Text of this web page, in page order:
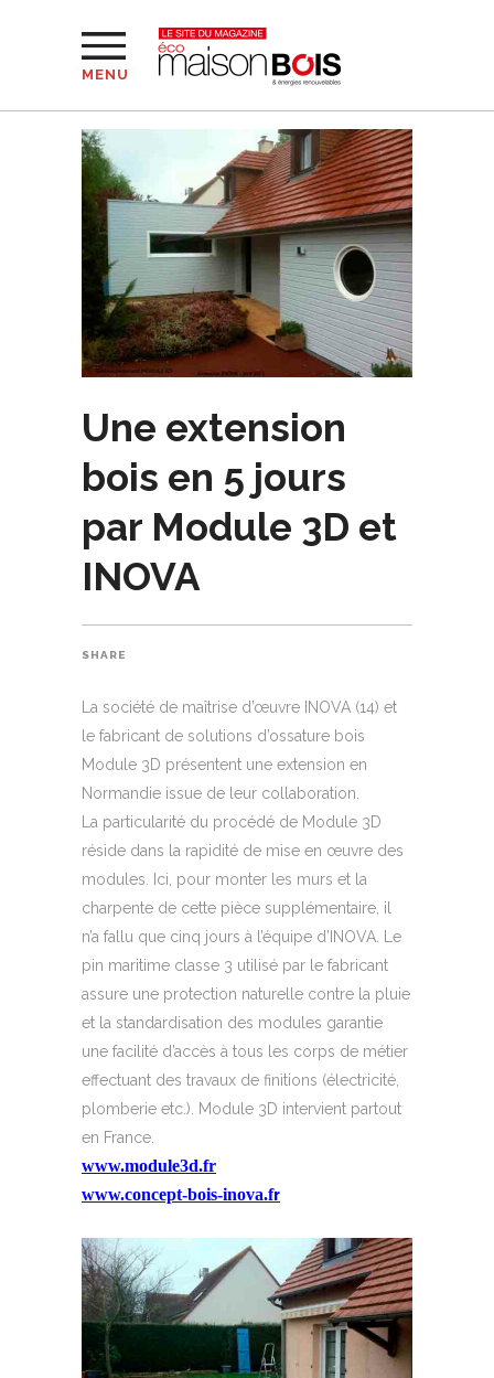
MENU
Une extension
bois en 5 jours
par Module 3D et
INOVA
SHARE
La société de maîtrise d’œuvre INOVA (14) et
le fabricant de solutions d’ossature bois
Module 3D présentent une extension en
Normandie issue de leur collaboration.
La particularité du procédé de Module 3D
réside dans la rapidité de mise en œuvre des
modules. Ici, pour monter les murs et la
charpente de cette pièce supplémentaire, il
n’a fallu que cinq jours à l’équipe d’INOVA. Le
pin maritime classe 3 utilisé par le fabricant
assure une protection naturelle contre la pluie
et la standardisation des modules garantie
une facilité d’accès à tous les corps de métier
effectuant des travaux de finitions (électricité,
plomberie etc.). Module 3D intervient partout
en France.
www.module3d.fr
www.concept-bois-inova.fr